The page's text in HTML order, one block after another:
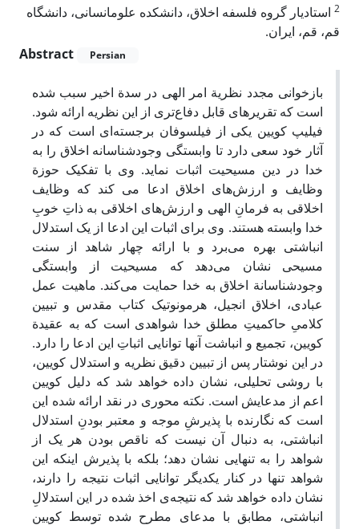
2 استادیار گروه فلسفه اخلاق، دانشکده علومانسانی، دانشگاه
قم، قم، ایران.
Abstract
Persian
بازخوانی مجدد نظریة امر الهی در سدة اخیر سبب شده
است که تقریرهای قابل دفاع‌تری از این نظریه ارائه شود.
فیلیپ کویین یکی از فیلسوفان برجسته‌ای است که در
آثار خود سعی دارد تا وابستگی وجودشناسانه اخلاق را به
خدا در دین مسیحیت اثبات نماید. وی با تفکیک حوزة
وظایف و ارزش‌های اخلاق ادعا می کند که وظایف
اخلاقی به فرمانِ الهی و ارزش‌های اخلاقی به ذاتِ خوبِ
خدا وابسته هستند. وی برای اثبات این ادعا از یک استدلال
انباشتی بهره می‌برد و با ارائه چهار شاهد از سنت
مسیحی نشان می‌دهد که مسیحیت از وابستگی
وجودشناسانة اخلاق به خدا حمایت می‌کند. ماهیت عمل
عبادی، اخلاق انجیل، هرمونوتیک کتاب مقدس و تبیین
کلامیِ حاکمیتِ مطلق خدا شواهدی است که به عقیدة
کویین، تجمیع و انباشت آنها توانایی اثباتِ این ادعا را دارد.
در این نوشتار پس از تبیین دقیق نظریه و استدلال کویین،
با روشی تحلیلی، نشان داده خواهد شد که دلیل کویین
اعم از مدعایش است. نکته محوری در نقد ارائه شده این
است که نگارنده با پذیرشِ موجه و معتبر بودنِ استدلال
انباشتی، به دنبال آن نیست که ناقص بودن هر یک از
شواهد را به تنهایی نشان دهد؛ بلکه با پذیرش اینکه این
شواهد تنها در کنار یکدیگر توانایی اثبات نتیجه را دارند،
نشان داده خواهد شد که نتیجه‌ی اخذ شده در این استدلالِ
انباشتی، مطابق با مدعای مطرح شده توسط کویین